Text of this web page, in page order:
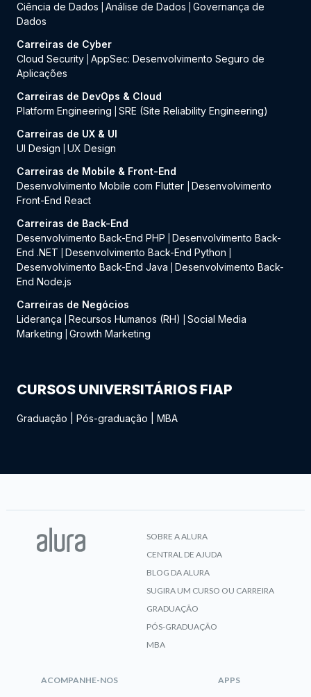
Ciência de Dados
Análise de Dados
Governança de
Dados
Carreiras de Cyber
Cloud Security AppSec: Desenvolvimento Seguro de
Aplicações
Carreiras de DevOps & Cloud
Platform Engineering
SRE (Site Reliability Engineering)
Carreiras de UX & UI
UI Design
UX Design
Carreiras de Mobile & Front-End
Desenvolvimento Mobile com Flutter
Desenvolvimento
Front-End React
Carreiras de Back-End
Desenvolvimento Back-End PHP
Desenvolvimento Back-
End .NET
Desenvolvimento Back-End Python
Desenvolvimento Back-End Java
Desenvolvimento Back-
End Node.js
Carreiras de Negócios
Liderança
Recursos Humanos (RH)
Social Media
Marketing
Growth Marketing
CURSOS UNIVERSITÁRIOS FIAP
Graduação Pós-graduação MBA
SOBRE A ALURA
CENTRAL DE AJUDA
BLOG DA ALURA
SUGIRA UM CURSO OU CARREIRA
GRADUAÇÃO
PÓS-GRADUAÇÃO
MBA
ACOMPANHE-NOS APPS